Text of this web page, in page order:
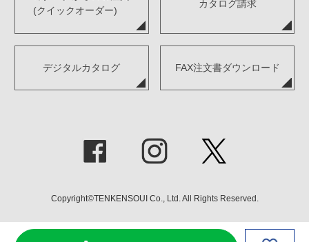
(クイックオーダー)
カタログ請求
デジタルカタログ FAX注文書ダウンロード
Copyright©TENKENSOUI Co., Ltd. All Rights Reserved.